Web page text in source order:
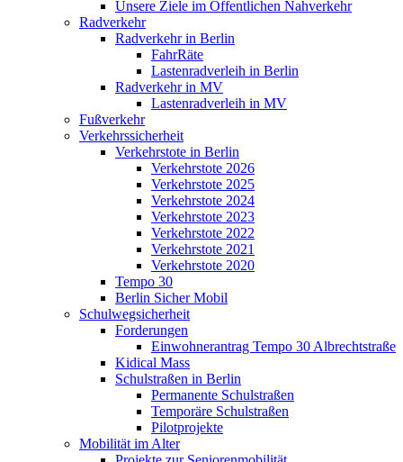
Unsere Ziele im Öffentlichen Nahverkehr
Radverkehr
Radverkehr in Berlin
FahrRäte
Lastenradverleih in Berlin
Radverkehr in MV
Lastenradverleih in MV
Fußverkehr
Verkehrssicherheit
Verkehrstote in Berlin
Verkehrstote 2026
Verkehrstote 2025
Verkehrstote 2024
Verkehrstote 2023
Verkehrstote 2022
Verkehrstote 2021
Verkehrstote 2020
Tempo 30
Berlin Sicher Mobil
Schulwegsicherheit
Forderungen
Einwohnerantrag Tempo 30 Albrechtstraße
Kidical Mass
Schulstraßen in Berlin
Permanente Schulstraßen
Temporäre Schulstraßen
Pilotprojekte
Mobilität im Alter